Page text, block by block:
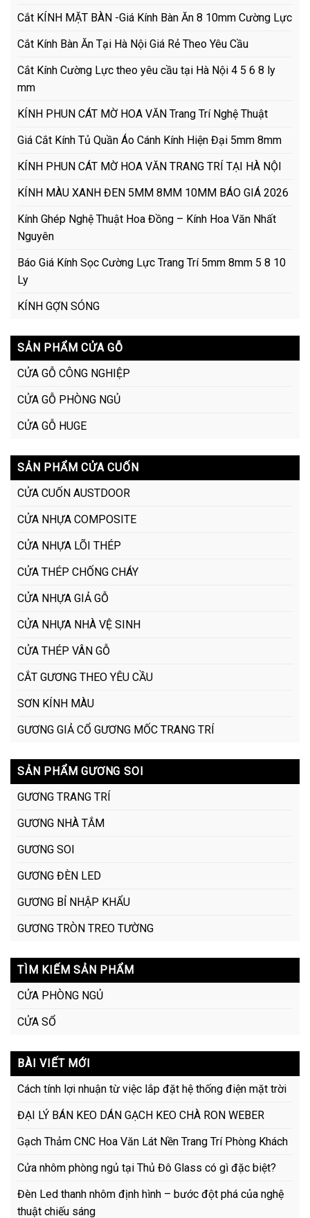
Cắt KÍNH MẶT BÀN -Giá Kính Bàn Ăn 8 10mm Cường Lực
Cắt Kính Bàn Ăn Tại Hà Nội Giá Rẻ Theo Yêu Cầu
Cắt Kính Cường Lực theo yêu cầu tại Hà Nội 4 5 6 8 ly
mm
KÍNH PHUN CÁT MỜ HOA VĂN Trang Trí Nghệ Thuật
Giá Cắt Kính Tủ Quần Áo Cánh Kính Hiện Đại 5mm 8mm
KÍNH PHUN CÁT MỜ HOA VĂN TRANG TRÍ TẠI HÀ NỘI
KÍNH MÀU XANH ĐEN 5MM 8MM 10MM BÁO GIÁ 2026
Kính Ghép Nghệ Thuật Hoa Đồng – Kính Hoa Văn Nhất
Nguyên
Báo Giá Kính Sọc Cường Lực Trang Trí 5mm 8mm 5 8 10
Ly
KÍNH GỢN SÓNG
SẢN PHẨM CỬA GỖ
CỬA GỖ CÔNG NGHIỆP
CỬA GỖ PHÒNG NGỦ
CỬA GỖ HUGE
SẢN PHẨM CỬA CUỐN
CỬA CUỐN AUSTDOOR
CỬA NHỰA COMPOSITE
CỬA NHỰA LÕI THÉP
CỬA THÉP CHỐNG CHÁY
CỬA NHỰA GIẢ GỖ
CỬA NHỰA NHÀ VỆ SINH
CỬA THÉP VÂN GỖ
CẮT GƯƠNG THEO YÊU CẦU
SƠN KÍNH MÀU
GƯƠNG GIẢ CỔ GƯƠNG MỐC TRANG TRÍ
SẢN PHẨM GƯƠNG SOI
GƯƠNG TRANG TRÍ
GƯƠNG NHÀ TẮM
GƯƠNG SOI
GƯƠNG ĐÈN LED
GƯƠNG BỈ NHẬP KHẨU
GƯƠNG TRÒN TREO TƯỜNG
TÌM KIẾM SẢN PHẨM
CỬA PHÒNG NGỦ
CỬA SỔ
BÀI VIẾT MỚI
Cách tính lợi nhuận từ việc lắp đặt hệ thống điện mặt trời
ĐẠI LÝ BÁN KEO DÁN GẠCH KEO CHÀ RON WEBER
Gạch Thảm CNC Hoa Văn Lát Nền Trang Trí Phòng Khách
Cửa nhôm phòng ngủ tại Thủ Đô Glass có gì đặc biệt?
Đèn Led thanh nhôm định hình – bước đột phá của nghệ
thuật chiếu sáng